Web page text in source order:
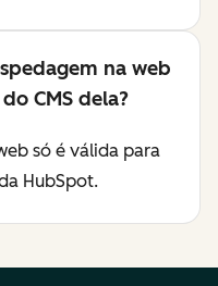
na web
CMS dela?
só é válida para
HubSpot.